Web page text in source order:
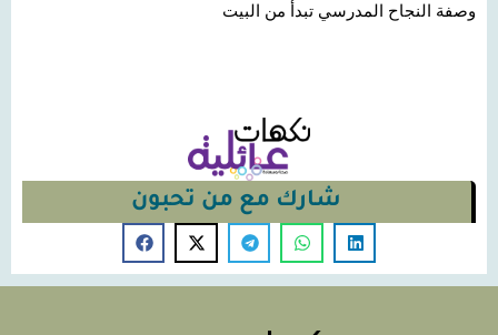
وصفة النجاح المدرسي تبدأ من البيت
شارك مع من تحبون